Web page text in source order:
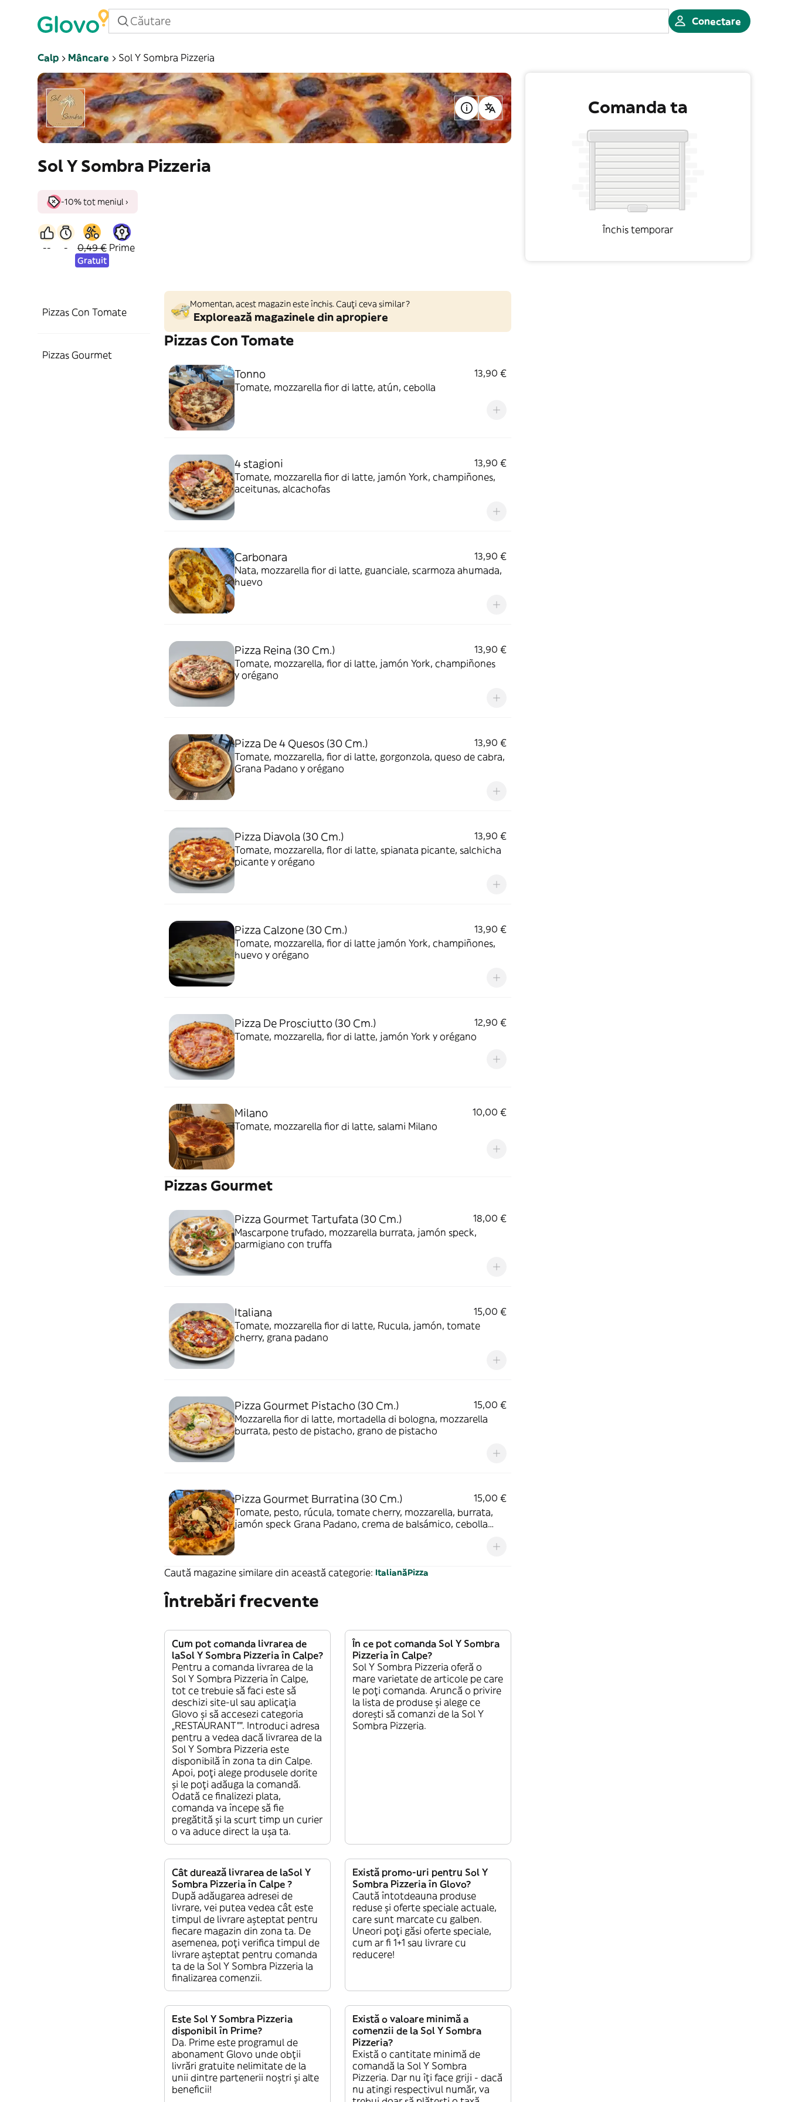
Conectare
Calp Mâncare Sol Y Sombra Pizzeria
Sol Y Sombra Pizzeria
-10% tot meniul ›
-- - 0,49 €
Gratuit
Prime
Pizzas Con Tomate
Pizzas Gourmet
Momentan, acest magazin este închis. Cauți ceva similar?
Explorează magazinele din apropiere
Pizzas Con Tomate
Tonno
13,90 €
Tomate, mozzarella fior di latte, atún, cebolla
4 stagioni
13,90 €
Tomate, mozzarella fior di latte, jamón York, champiñones,
aceitunas, alcachofas
Carbonara
13,90 €
Nata, mozzarella fior di latte, guanciale, scarmoza ahumada,
huevo
Pizza Reina (30 Cm.)
13,90 €
Tomate, mozzarella, fior di latte, jamón York, champiñones
y orégano
Pizza De 4 Quesos (30 Cm.)
13,90 €
Tomate, mozzarella, fior di latte, gorgonzola, queso de cabra,
Grana Padano y orégano
Pizza Diavola (30 Cm.)
13,90 €
Tomate, mozzarella, flor di latte, spianata picante, salchicha
picante y orégano
Pizza Calzone (30 Cm.)
13,90 €
Tomate, mozzarella, fior di latte jamón York, champiñones,
huevo y orégano
Pizza De Prosciutto (30 Cm.)
12,90 €
Tomate, mozzarella, fior di latte, jamón York y orégano
Milano
10,00 €
Tomate, mozzarella fior di latte, salami Milano
Pizzas Gourmet
Pizza Gourmet Tartufata (30 Cm.)
18,00 €
Mascarpone trufado, mozzarella burrata, jamón speck,
parmigiano con truffa
Italiana
15,00 €
Tomate, mozzarella fior di latte, Rucula, jamón, tomate
cherry, grana padano
Pizza Gourmet Pistacho (30 Cm.)
15,00 €
Mozzarella fior di latte, mortadella di bologna, mozzarella
burrata, pesto de pistacho, grano de pistacho
Pizza Gourmet Burratina (30 Cm.)
15,00 €
Tomate, pesto, rúcula, tomate cherry, mozzarella, burrata,
jamón speck Grana Padano, crema de balsámico, cebolla
Caută magazine similare din această categorie: ItalianăPizza
Întrebări frecvente
Cum pot comanda livrarea de
laSol Y Sombra Pizzeria în Calpe?
Pentru a comanda livrarea de la
Sol Y Sombra Pizzeria în Calpe,
tot ce trebuie să faci este să
deschizi site-ul sau aplicația
Glovo și să accesezi categoria
„RESTAURANT””. Introduci adresa
pentru a vedea dacă livrarea de la
Sol Y Sombra Pizzeria este
disponibilă în zona ta din Calpe.
Apoi, poți alege produsele dorite
și le poți adăuga la comandă.
Odată ce finalizezi plata,
comanda va începe să fie
pregătită și la scurt timp un curier
o va aduce direct la ușa ta.
În ce pot comanda Sol Y Sombra
Pizzeria în Calpe?
Sol Y Sombra Pizzeria oferă o
mare varietate de articole pe care
le poți comanda. Aruncă o privire
la lista de produse și alege ce
dorești să comanzi de la Sol Y
Sombra Pizzeria.
Cât durează livrarea de laSol Y
Sombra Pizzeria în Calpe ?
După adăugarea adresei de
livrare, vei putea vedea cât este
timpul de livrare așteptat pentru
fiecare magazin din zona ta. De
asemenea, poți verifica timpul de
livrare așteptat pentru comanda
ta de la Sol Y Sombra Pizzeria la
finalizarea comenzii.
Există promo-uri pentru Sol Y
Sombra Pizzeria în Glovo?
Caută întotdeauna produse
reduse și oferte speciale actuale,
care sunt marcate cu galben.
Uneori poți găsi oferte speciale,
cum ar fi 1+1 sau livrare cu
reducere!
Este Sol Y Sombra Pizzeria
disponibil în Prime?
Da. Prime este programul de
abonament Glovo unde obții
livrări gratuite nelimitate de la
unii dintre partenerii noștri și alte
beneficii!
Există o valoare minimă a
comenzii de la Sol Y Sombra
Pizzeria?
Există o cantitate minimă de
comandă la Sol Y Sombra
Pizzeria. Dar nu îți face griji - dacă
nu atingi respectivul număr, va
Comanda ta
Închis temporar